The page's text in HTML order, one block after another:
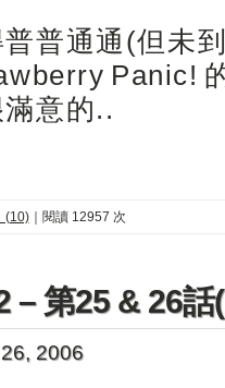
普通通(但未
Panic!
意的..
(10)｜閱讀 12957 次
– 第25 & 26話
2006